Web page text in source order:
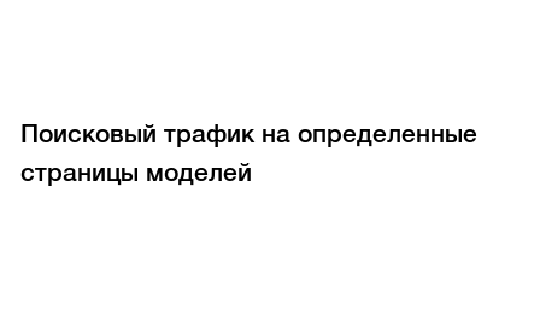
Поисковый трафик на определенные
страницы моделей